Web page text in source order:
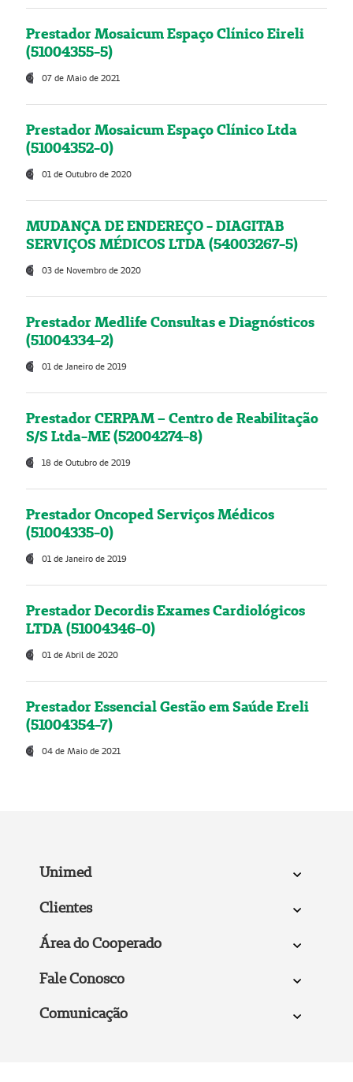
Prestador Mosaicum Espaço Clínico Eireli
(51004355-5)
07 de Maio de 2021
Prestador Mosaicum Espaço Clínico Ltda
(51004352-0)
01 de Outubro de 2020
MUDANÇA DE ENDEREÇO - DIAGITAB
SERVIÇOS MÉDICOS LTDA (54003267-5)
03 de Novembro de 2020
Prestador Medlife Consultas e Diagnósticos
(51004334-2)
01 de Janeiro de 2019
Prestador CERPAM – Centro de Reabilitação
S/S Ltda-ME (52004274-8)
18 de Outubro de 2019
Prestador Oncoped Serviços Médicos
(51004335-0)
01 de Janeiro de 2019
Prestador Decordis Exames Cardiológicos
LTDA (51004346-0)
01 de Abril de 2020
Prestador Essencial Gestão em Saúde Ereli
(51004354-7)
04 de Maio de 2021
Unimed
Clientes
Área do Cooperado
Fale Conosco
Comunicação